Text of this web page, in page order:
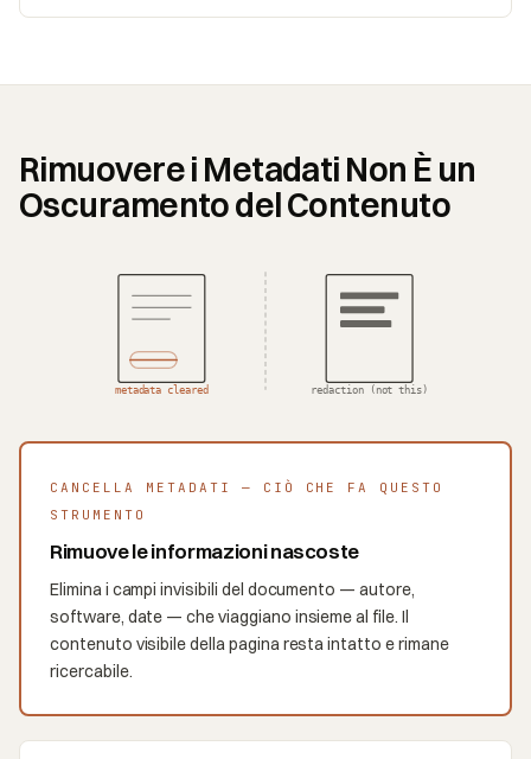
Rimuovere i Metadati Non È un
Oscuramento del Contenuto
metadata cleared redaction (not this)
CANCELLA METADATI — CIÒ CHE FA QUESTO
STRUMENTO
Rimuove le informazioni nascoste
Elimina i campi invisibili del documento — autore,
software, date — che viaggiano insieme al file. Il
contenuto visibile della pagina resta intatto e rimane
ricercabile.